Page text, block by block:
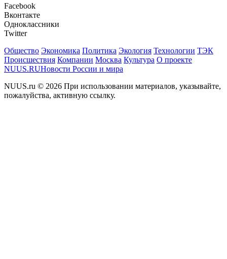
Facebook
Вконтакте
Одноклассники
Twitter
Общество Экономика Политика Экология Технологии ТЭК
Происшествия Компании Москва Культура О проекте
NUUS.RUНовости России и мира
NUUS.ru © 2026 При использовании материалов, указывайте,
пожалуйства, активную ссылку.